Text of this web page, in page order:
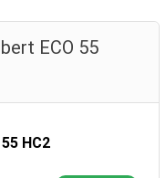
ECO 55
HC2